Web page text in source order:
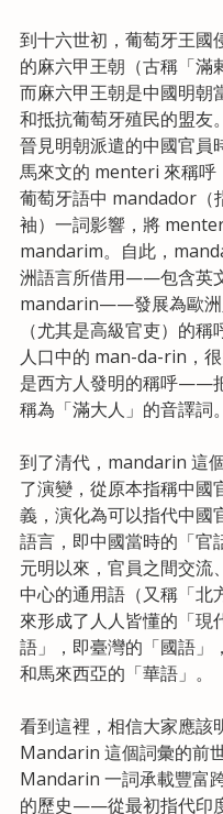
到十六世初，葡萄牙王國
的麻六甲王朝（古稱「滿
而麻六甲王朝是中國明朝
和抵抗葡萄牙殖民的盟友
晉見明朝派遣的中國官員
馬來文的 menteri 來稱呼
葡萄牙語中 mandador（
袖）一詞影響，將
mandarim。自此，
洲語言所借用——包含英
mandarin——發展為歐洲
（尤其是高級官吏）的稱
人口中的 man-da-rin，
是西方人發明的稱呼——
稱為「滿大人」的音譯詞。
到了清代，mandarin 這
了演變，從原本指稱中國
義，演化為可以指代中國
語言，即中國當時的「官
元明以來，官員之間交流
中心的通用語（又稱「北
來形成了人人皆懂的「現
語」，即臺灣的「國語」
和馬來西亞的「華語」。
看到這裡，相信大家應該
Mandarin 這個詞彙的前世
Mandarin 一詞承載豐富
的歷史——從最初指代印